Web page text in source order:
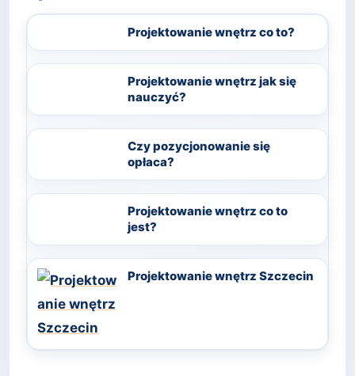
Projektowanie wnętrz co to?
Projektowanie wnętrz jak się
nauczyć?
Czy pozycjonowanie się
opłaca?
Projektowanie wnętrz co to
jest?
Projektowanie wnętrz Szczecin